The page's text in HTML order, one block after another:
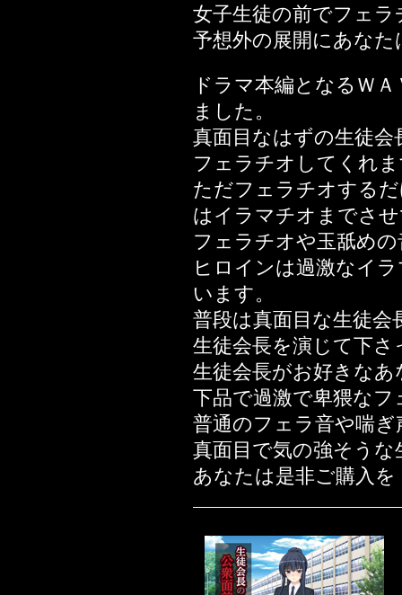
2021年05月14日発
2020年08月30日発
2020年04月25日発
2020年04月04日発
2020年03月30日発
2020年03月14日発
2020年02月29日発
2020年02月14日発
2020年01月12日発
2019年12月08日発
2019年10月19日発
2019年10月10日発
ー編
2019年08月22日発
2019年08月01日発
2019年07月25日発
2019年02月14日発
2018年11月23日発
2018年10月12日発
2018年09月17日発
2018年08月10日発
2018年06月01日発
女子生徒の前でフェ
予想外の展開にあな
ドラマ本編となるＷ
ました。
真面目なはずの生徒
フェラチオしてくれ
ただフェラチオする
はイラマチオまでさ
フェラチオや玉舐め
ヒロインは過激なイ
います。
普段は真面目な生徒
生徒会長を演じて下
生徒会長がお好きなあ
下品で過激で卑猥な
普通のフェラ音や喘
真面目で気の強そう
あなたは是非ご購入を